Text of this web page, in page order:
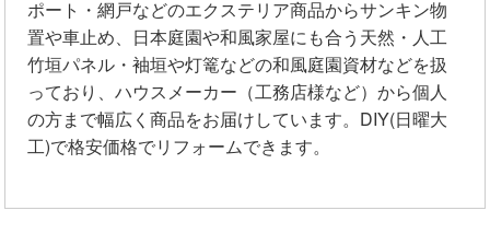
ポート・網戸などのエクステリア商品からサンキン物
置や車止め、日本庭園や和風家屋にも合う天然・人工
竹垣パネル・袖垣や灯篭などの和風庭園資材などを扱
っており、ハウスメーカー（工務店様など）から個人
の方まで幅広く商品をお届けしています。DIY(日曜大
工)で格安価格でリフォームできます。